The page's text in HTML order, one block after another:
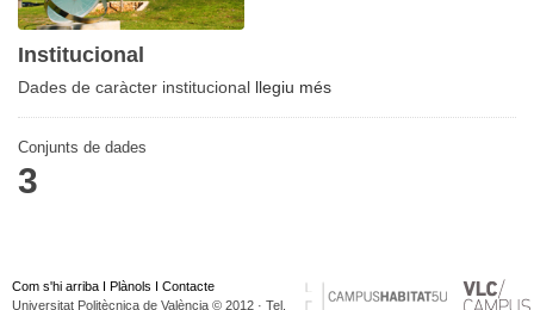
Institucional
Dades de caràcter institucional llegiu més
Conjunts de dades
3
Com s'hi arriba I Plànols I Contacte
Universitat Politècnica de València © 2012 · Tel.